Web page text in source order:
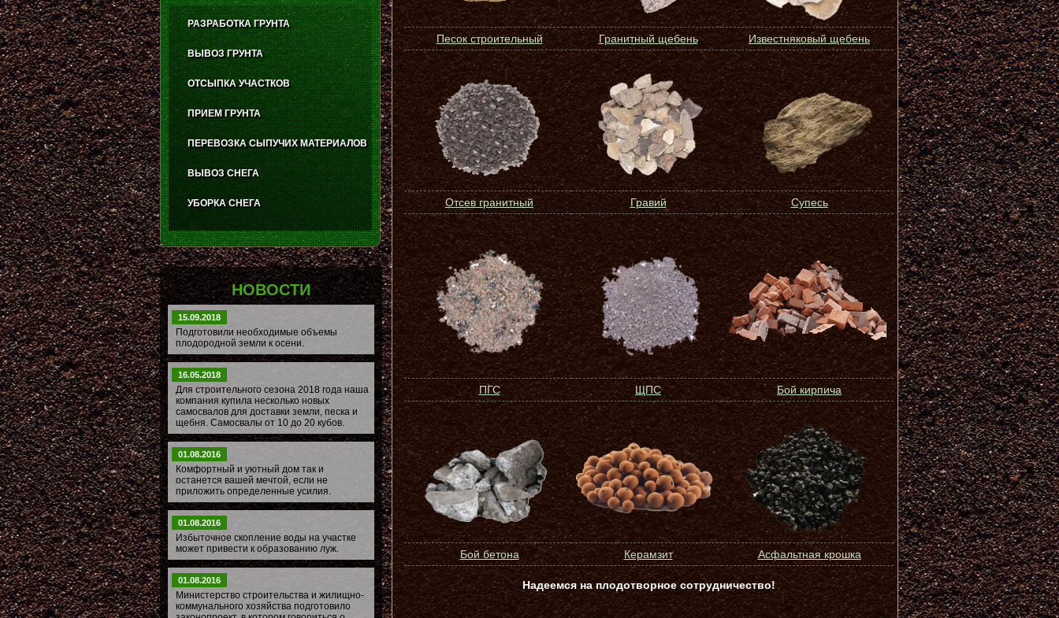
Песок строительный Гранитный щебень Известняковый щебень
Отсев гранитный Гравий Супесь
ПГС ЩПС Бой кирпича
Бой бетона Керамзит Асфальтная крошка
Надеемся на плодотворное сотрудничество!
РАЗРАБОТКА ГРУНТА
ВЫВОЗ ГРУНТА
ОТСЫПКА УЧАСТКОВ
ПРИЕМ ГРУНТА
ПЕРЕВОЗКА СЫПУЧИХ МАТЕРИАЛОВ
ВЫВОЗ СНЕГА
УБОРКА СНЕГА
НОВОСТИ
15.09.2018
Подготовили необходимые объемы
плодородной земли к осени.
16.05.2018
Для строительного сезона 2018 года наша
компания купила несколько новых
самосвалов для доставки земли, песка и
щебня. Самосвалы от 10 до 20 кубов.
01.08.2016
Комфортный и уютный дом так и
останется вашей мечтой, если не
приложить определенные усилия.
01.08.2016
Избыточное скопление воды на участке
может привести к образованию луж.
01.08.2016
Министерство строительства и жилищно-
коммунального хозяйства подготовило